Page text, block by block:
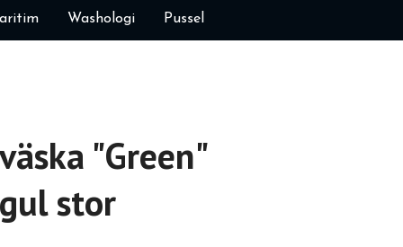
Washologi Pussel
"Green"
stor